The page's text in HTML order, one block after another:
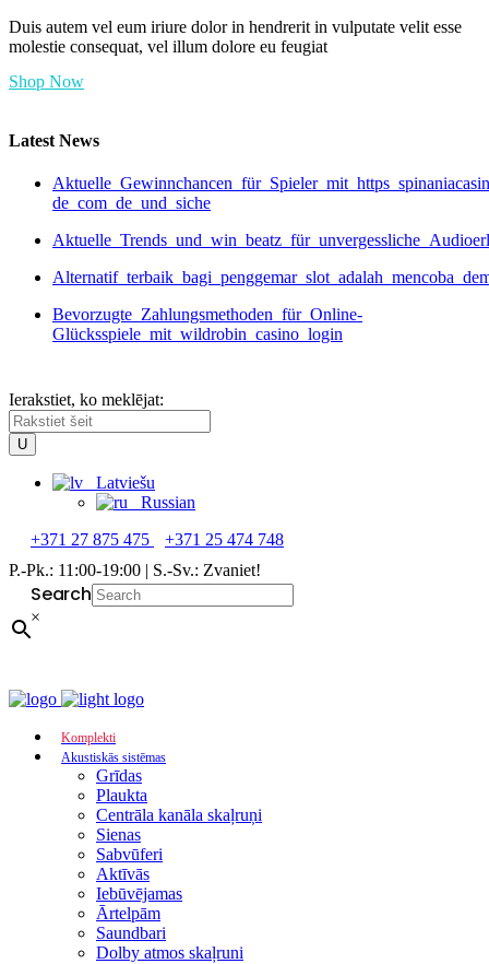
Duis autem vel eum iriure dolor in hendrerit in vulputate velit esse
molestie consequat, vel illum dolore eu feugiat
Shop Now
Latest News
de_com_de_und_siche
Bevorzugte_Zahlungsmethoden_für_Online-
Glücksspiele_mit_wildrobin_casino_login
Ierakstiet, ko meklējat:
Latviešu
Russian
+371 27 875 475
+371 25 474 748
P.-Pk.: 11:00-19:00 | S.-Sv.: Zvaniet!
Search
×
Komplekti
Akustiskās sistēmas
Grīdas
Plaukta
Centrāla kanāla skaļruņi
Sienas
Sabvūferi
Aktīvās
Iebūvējamas
Ārtelpām
Saundbari
Dolby atmos skaļruni